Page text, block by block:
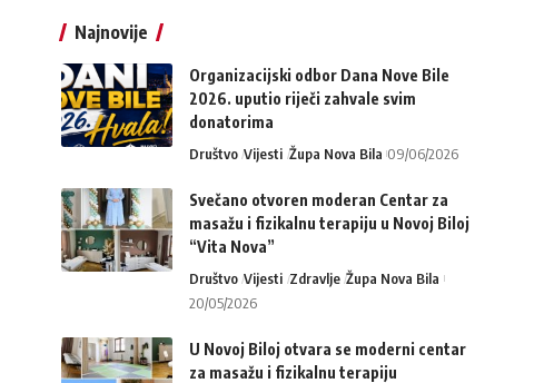
Najnovije
Organizacijski odbor Dana Nove Bile
2026. uputio riječi zahvale svim
donatorima
Društvo Vijesti Župa Nova Bila 09/06/2026
Svečano otvoren moderan Centar za
masažu i fizikalnu terapiju u Novoj Biloj
“Vita Nova”
Društvo Vijesti Zdravlje Župa Nova Bila
20/05/2026
U Novoj Biloj otvara se moderni centar
za masažu i fizikalnu terapiju